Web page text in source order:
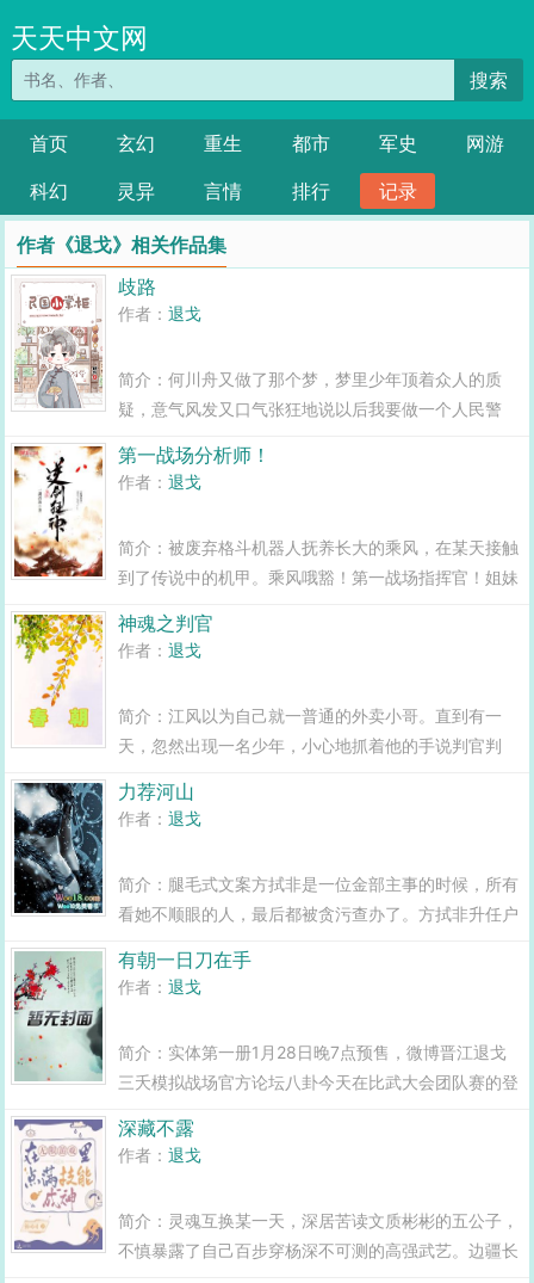
天天中文网
搜索
首页 玄幻 重生 都市 军史
网游
科幻
灵异 言情 排行 记录
作者《退戈》相关作品集
歧路
作者：退戈
简介：何川舟又做了那个梦，梦里少年顶着众人的质
疑，意气风发又口气张狂地说以后我要做一个人民警
年过去，该成长的都成长了。久别重逢，他坐在车里，
第一战场分析师！
作者：退戈
简介：被废弃格斗机器人抚养长大的乘风，在某天接触
到了传说中的机甲。乘风哦豁！第一战场指挥官！姐妹
说的，只写校园，中篇，图个开心，看客随意...
神魂之判官
作者：退戈
简介：江风以为自己就一普通的外卖小哥。直到有一
天，忽然出现一名少年，小心地抓着他的手说判官判
转身，对着黑白无常泪目道我就知道，他想篡我位很久
力荐河山
作者：退戈
简介：腿毛式文案方拭非是一位金部主事的时候，所有
看她不顺眼的人，最后都被贪污查办了。方拭非升任户
了。户部尚书心力交瘁，勾住御史大夫的肩膀，商量道
有朝一日刀在手
作者：退戈
简介：实体第一册1月28日晚7点预售，微博晋江退戈
三夭模拟战场官方论坛八卦今天在比武大会团队赛的登
主听我说，简直哭成干尸1L又见日经贴！送楼主一句话
深藏不露
作者：退戈
简介：灵魂互换某一天，深居苦读文质彬彬的五公子，
不慎暴露了自己百步穿杨深不可测的高强武艺。边疆长